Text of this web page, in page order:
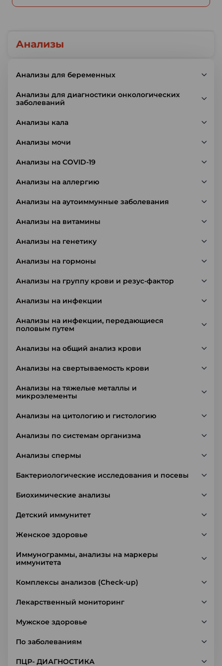
Анализы
Анализы для беременных
Анализы для диагностики онкологических
заболеваний
Анализы кала
Анализы мочи
Анализы на COVID-19
Анализы на аллергию
Анализы на аутоиммунные заболевания
Анализы на витамины
Анализы на генетику
Анализы на гормоны
Анализы на группу крови и резус-фактор
Анализы на инфекции
Анализы на инфекции, передающиеся
половым путем
Анализы на общий анализ крови
Анализы на свертываемость крови
Анализы на тяжелые металлы и
микроэлементы
Анализы на цитологию и гистологию
Анализы по системам организма
Анализы спермы
Бактериологические исследования и посевы
Биохимические анализы
Детский иммунитет
Женское здоровье
Иммунограммы, анализы на маркеры
иммунитета
Комплексы анализов (Check-up)
Лекарственный мониторинг
Мужское здоровье
По заболеваниям
ПЦР- ДИАГНОСТИКА